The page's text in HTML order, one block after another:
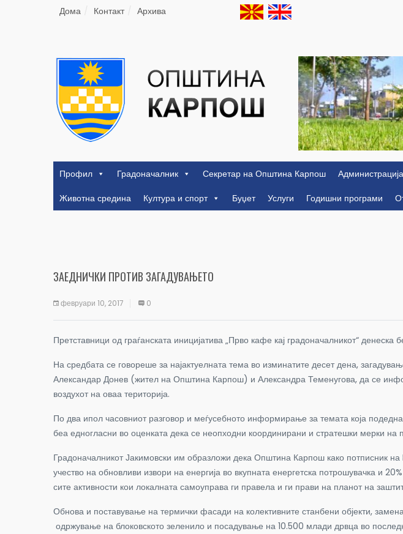
Дома Контакт Архива
Профил Градоначалник Секретар на Општина Карпош Администрација
Животна средина
Култура и спорт Буџет Услуги Годишни програми
ЗАЕДНИЧКИ ПРОТИВ ЗАГАДУВАЊЕТО
февруари 10, 2017 0
Претставници од граѓанската иницијатива „Прво кафе кај градоначалникот“
На средбата се говореше за најактуелната тема во изминатите десет дена,
Александар Донев (жител на Општина Карпош) и Александра Теменугова, да се
воздухот на оваа територија.
По два ипол часовниот разговор и меѓусебното информирање за темата која
беа едногласни во оценката дека се неопходни координирани и стратешки мерки
Градоначалникот Јакимовски им образложи дека Општина Карпош како потписник
учество на обновливи извори на енергија во вкупната енергетска потрошувачка и
сите активности кои локалната самоуправа ги правела и ги прави на планот на
Обнова и поставување на термички фасади на колективните станбени објекти,
одржување на блоковското зеленило и посадување на 10.500 млади дрвца во